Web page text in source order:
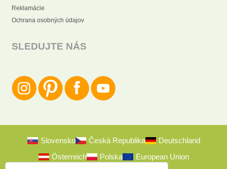
Reklamácie
Ochrana osobných údajov
SLEDUJTE NÁS
Slovensko Česká Republika
Deutschland
Österreich
Polska European Union